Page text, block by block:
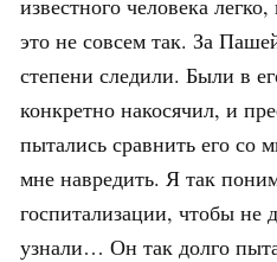
известного человека
это не совсем так. За
степени следили. Были в
конкретно накосячил, и
пытались сравнить его со
мне навредить. Я так
госпитализации, чтобы не
узнали… Он так долго